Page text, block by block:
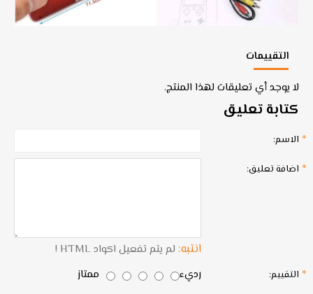
التقييمات
لا يوجد أي تعليقات لهذا المنتج.
كتابة تعليق
الاسم:
اضافة تعليق:
انتبه: لم يتم تفعيل اكواد HTML !
التقييم: رديء ممتاز